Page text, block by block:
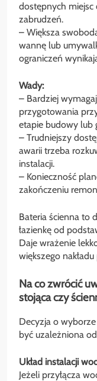
dostępnych miejsc
zabrudzeń.
– Większa
wannę lub
ograniczeń
Wady:
– Bardziej
przygotowania
etapie budowy lub
– Trudniejszy
awarii trzeba
instalacji.
– Konieczność
zakończeniu
Bateria ścienna to
łazienkę od
Daje wrażenie
większego
Na co zwrócić
stojąca czy
Decyzja o
być uzależniona
Układ instalacji
Jeżeli przyłącza